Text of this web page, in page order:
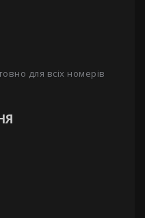
для всіх номерів